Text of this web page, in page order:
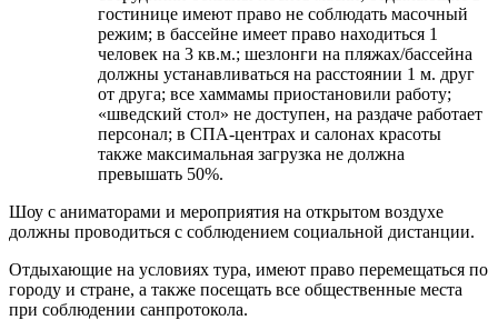
гостинице имеют право не соблюдать масочный
режим; в бассейне имеет право находиться 1
человек на 3 кв.м.; шезлонги на пляжах/бассейна
должны устанавливаться на расстоянии 1 м. друг
от друга; все хаммамы приостановили работу;
«шведский стол» не доступен, на раздаче работает
персонал; в СПА-центрах и салонах красоты
также максимальная загрузка не должна
превышать 50%.
Шоу с аниматорами и мероприятия на открытом воздухе
должны проводиться с соблюдением социальной дистанции.
Отдыхающие на условиях тура, имеют право перемещаться по
городу и стране, а также посещать все общественные места
при соблюдении санпротокола.